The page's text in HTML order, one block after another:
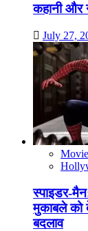
कहानी और
July 27,
स्पाइडर-
मुकाबले को
बदलाव